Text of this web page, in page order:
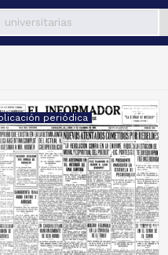
periódica